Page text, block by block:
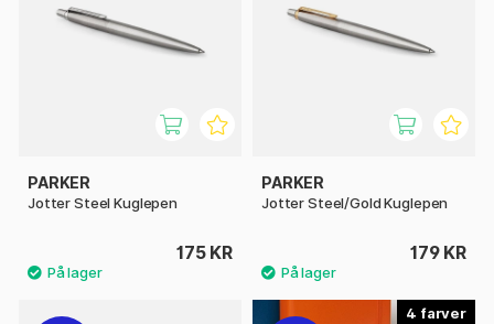
PARKER
Jotter Steel Kuglepen
175 KR
PARKER
Jotter Steel/Gold Kuglepen
179 KR
4